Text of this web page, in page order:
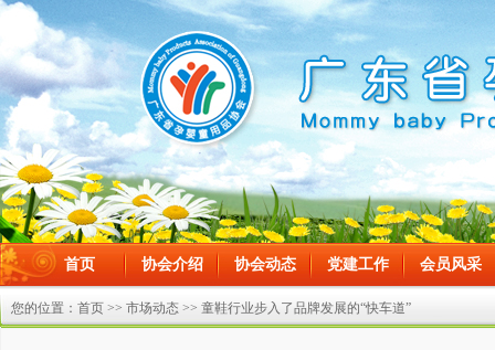
首页 协会介绍 协会动态 党建工作 会员风采
在线留言
您的位置： 首页 >> 市场动态 >> 童鞋行业步入了品牌发展的“快车道”